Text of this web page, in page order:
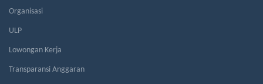
Organisasi
ULP
Lowongan Kerja
Transparansi Anggaran